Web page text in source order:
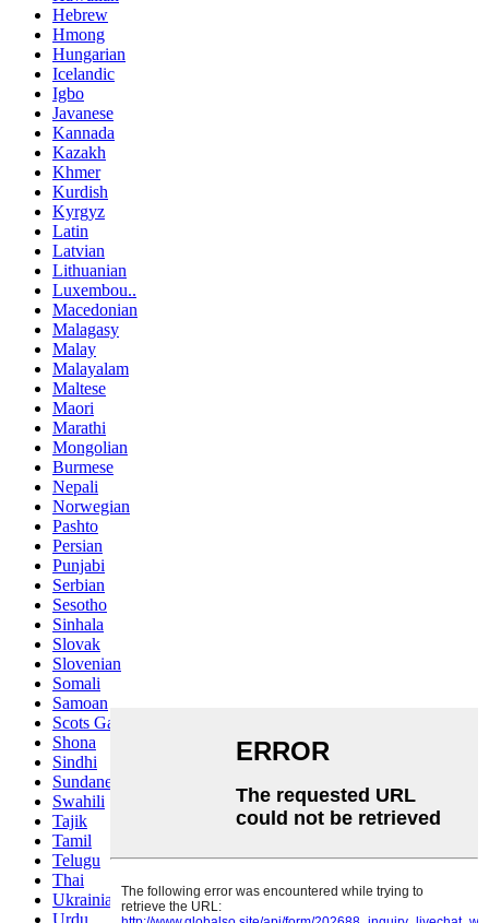
Hebrew
Hmong
Hungarian
Icelandic
Igbo
Javanese
Kannada
Kazakh
Khmer
Kurdish
Kyrgyz
Latin
Latvian
Lithuanian
Luxembou..
Macedonian
Malagasy
Malay
Malayalam
Maltese
Maori
Marathi
Mongolian
Burmese
Nepali
Norwegian
Pashto
Persian
Punjabi
Serbian
Sesotho
Sinhala
Slovak
Slovenian
Somali
Samoan
Scots Gaelic
Shona
Sindhi
Sundanese
Swahili
Tajik
Tamil
Telugu
Thai
Ukrainian
Urdu